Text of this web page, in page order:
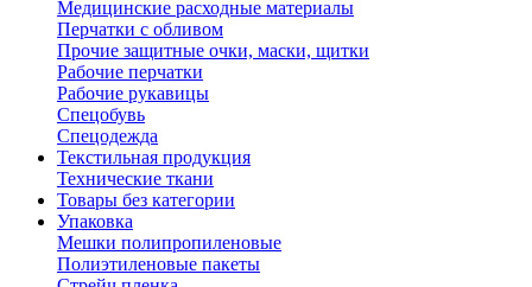
Медицинские расходные материалы
Перчатки с обливом
Прочие защитные очки, маски, щитки
Рабочие перчатки
Рабочие рукавицы
Спецобувь
Спецодежда
Текстильная продукция
Технические ткани
Товары без категории
Упаковка
Мешки полипропиленовые
Полиэтиленовые пакеты